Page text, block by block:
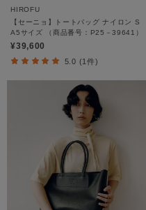
HIROFU
【セーニョ】トートバッグ ナイロン S
A5サイズ （商品番号：P25－39641）
¥39,600
5.0 (1件)